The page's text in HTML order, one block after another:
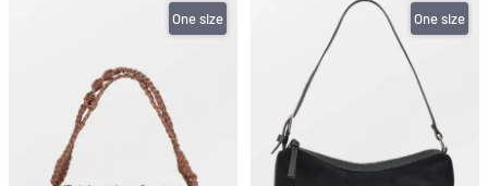
One size One size